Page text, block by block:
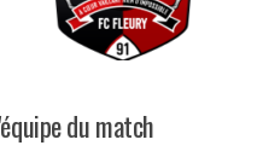
du match